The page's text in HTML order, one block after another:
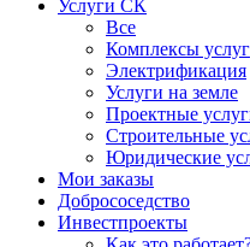
Услуги СК
Все
Комплексы услуг
Электрификация
Услуги на земле
Проектные
Строительные
Юридические
Мои заказы
Добрососедство
Инвестпроекты